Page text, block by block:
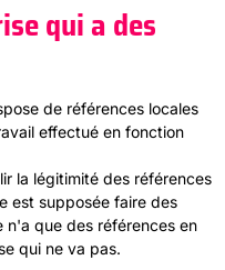
qui a des
de références locales
effectué en fonction
la légitimité des références
est supposée faire des
n'a que des références en
qui ne va pas.